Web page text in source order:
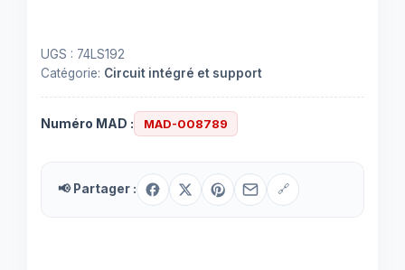
UGS : 74LS192
Catégorie: Circuit intégré et support
Numéro MAD : MAD-008789
📢 Partager : 🔗